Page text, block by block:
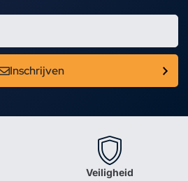
Inschrijven
Veiligheid